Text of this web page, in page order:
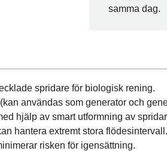
samma dag.
spridare för biologisk rening.
användas som generator och
hjälp av smart utformning av
hantera extremt stora flödesintervall.
risken för igensättning.